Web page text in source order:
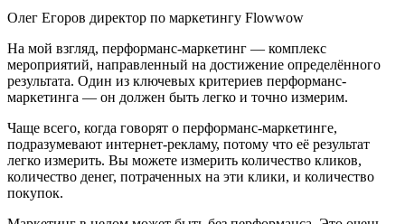
Олег Егоров директор по маркетингу Flowwow
На мой взгляд, перформанс-маркетинг — комплекс
мероприятий, направленный на достижение определённого
результата. Один из ключевых критериев перформанс-
маркетинга — он должен быть легко и точно измерим.
Чаще всего, когда говорят о перформанс-маркетинге,
подразумевают интернет-рекламу, потому что её результат
легко измерить. Вы можете измерить количество кликов,
количество денег, потраченных на эти клики, и количество
покупок.